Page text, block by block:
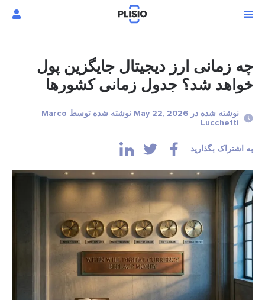
چه زمانی ارز دیجیتال جایگزین پول
خواهد شد؟ جدول زمانی کشورها
نوشته شده در May 22, 2026 نوشته شده توسط Marco
Lucchetti
به اشتراک بگذارید